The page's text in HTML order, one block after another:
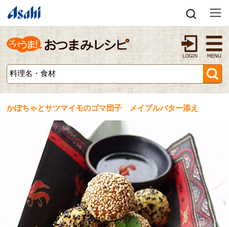
かぼちゃとサツマイモのゴマ団子 メイプルバター添え